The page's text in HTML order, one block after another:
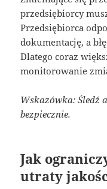
przedsiębiorcy
Przedsiębiorca
dokumentację, a
Dlatego coraz
monitorowanie
Wskazówka: Śledź
bezpiecznie.
Jak
utraty